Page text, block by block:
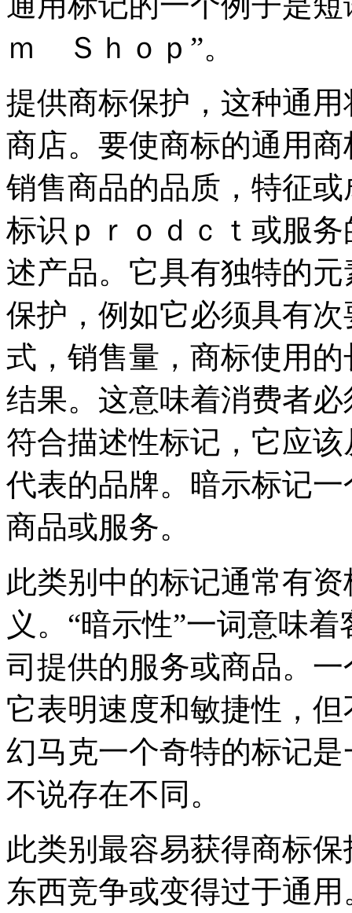
ｍ Ｓｈｏｐ”。
提供商标保护，这种通
商店。要使商标的通用
销售商品的品质，特征
标识ｐｒｏｄｃｔ或服
述产品。它具有独特的
保护，例如它必须具有
式，销售量，商标使用
结果。这意味着消费者
符合描述性标记，它应
代表的品牌。暗示标记
商品或服务。
此类别中的标记通常有
义。“暗示性”一词意味
司提供的服务或商品。
它表明速度和敏捷性，
幻马克一个奇特的标记
不说存在不同。
此类别最容易获得商标
东西竞争或变得过于通